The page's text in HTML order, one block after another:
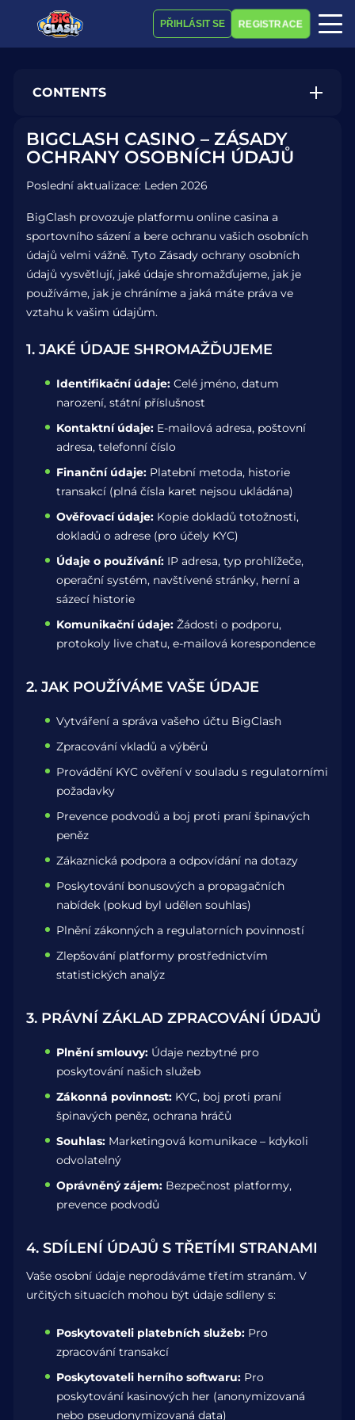
PŘIHLÁSIT SE REGISTRACE
CONTENTS
2. Jak Používáme Vaše Údaje
3. Právní Základ Zpracování Údajů
4. Sdílení Údajů s Třetími Stranami
5. Bezpečnost Údajů
6. Soubory Cookie
7. Doba Uchovávání Údajů
8. Vaše Práva
9. Ochrana Nezletilých
10. Změny těchto Zásad
11. Kontakt
BIGCLASH CASINO – ZÁSADY
OCHRANY OSOBNÍCH ÚDAJŮ
Poslední aktualizace: Leden 2026
BigClash provozuje platformu online casina a
sportovního sázení a bere ochranu vašich osobních
údajů velmi vážně. Tyto Zásady ochrany osobních
údajů vysvětlují, jaké údaje shromažďujeme, jak je
používáme, jak je chráníme a jaká máte práva ve
vztahu k vašim údajům.
1. JAKÉ ÚDAJE SHROMAŽĎUJEME
Identifikační údaje: Celé jméno, datum
narození, státní příslušnost
Kontaktní údaje: E-mailová adresa, poštovní
adresa, telefonní číslo
Finanční údaje: Platební metoda, historie
transakcí (plná čísla karet nejsou ukládána)
Ověřovací údaje: Kopie dokladů totožnosti,
dokladů o adrese (pro účely KYC)
Údaje o používání: IP adresa, typ prohlížeče,
operační systém, navštívené stránky, herní a
sázecí historie
Komunikační údaje: Žádosti o podporu,
protokoly live chatu, e-mailová korespondence
2. JAK POUŽÍVÁME VAŠE ÚDAJE
Vytváření a správa vašeho účtu BigClash
Zpracování vkladů a výběrů
Provádění KYC ověření v souladu s regulatorními
požadavky
Prevence podvodů a boj proti praní špinavých
peněz
Zákaznická podpora a odpovídání na dotazy
Poskytování bonusových a propagačních
nabídek (pokud byl udělen souhlas)
Plnění zákonných a regulatorních povinností
Zlepšování platformy prostřednictvím
statistických analýz
3. PRÁVNÍ ZÁKLAD ZPRACOVÁNÍ ÚDAJŮ
Plnění smlouvy: Údaje nezbytné pro
poskytování našich služeb
Zákonná povinnost: KYC, boj proti praní
špinavých peněz, ochrana hráčů
Souhlas: Marketingová komunikace – kdykoli
odvolatelný
Oprávněný zájem: Bezpečnost platformy,
prevence podvodů
4. SDÍLENÍ ÚDAJŮ S TŘETÍMI STRANAMI
Vaše osobní údaje neprodáváme třetím stranám. V
určitých situacích mohou být údaje sdíleny s:
Poskytovateli platebních služeb: Pro
zpracování transakcí
Poskytovateli herního softwaru: Pro
poskytování kasinových her (anonymizovaná
nebo pseudonymizovaná data)